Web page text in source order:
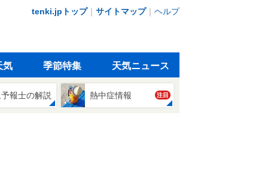
tenki.jpトップ｜ サイトマップ｜ ヘルプ
気 季節特集 天気ニュース
報士の解説 熱中症情報 注目